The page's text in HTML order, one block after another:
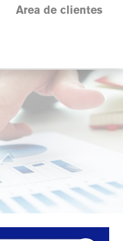
Area de clientes